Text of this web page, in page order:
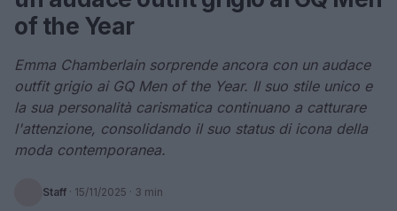
of the Year
Emma Chamberlain sorprende ancora con un audace
outfit grigio ai GQ Men of the Year. Il suo stile unico e
la sua personalità carismatica continuano a catturare
l'attenzione, consolidando il suo status di icona della
moda contemporanea.
Staff · 15/11/2025 · 3 min